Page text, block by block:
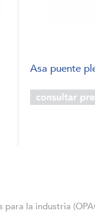
Asa puente
para la industria